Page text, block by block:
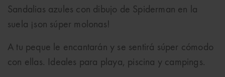
Sandalias azules con dibujo de Spiderman en la
suela ¡son súper molonas!
A tu peque le encantarán y se sentirá súper cómodo
con ellas. Ideales para playa, piscina y campings.